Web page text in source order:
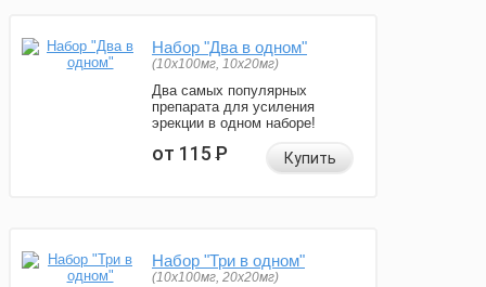
Набор "Два в одном"
(10x100мг, 10x20мг)
Два самых популярных
препарата для усиления
эрекции в одном наборе!
от 115Р Купить
Набор "Три в одном"
(10x100мг, 20x20мг)